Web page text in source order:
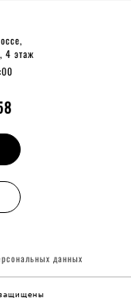
4 этаж
данных